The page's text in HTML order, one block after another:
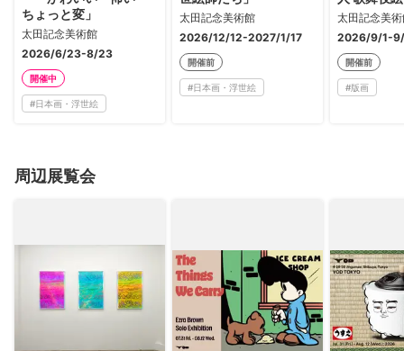
ちょっと変」
太田記念美術館
2026/6/23-8/23
開催中
#日本画・浮世絵
太田記念美術館
2026/12/12-2027/1/17
開催前
#日本画・浮世絵
太田記念美
2026/9/1-
開催前
#版画
周辺展覧会